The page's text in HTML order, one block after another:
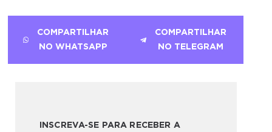
COMPARTILHAR
NO WHATSAPP
COMPARTILHAR
NO TELEGRAM
INSCREVA-SE PARA RECEBER A